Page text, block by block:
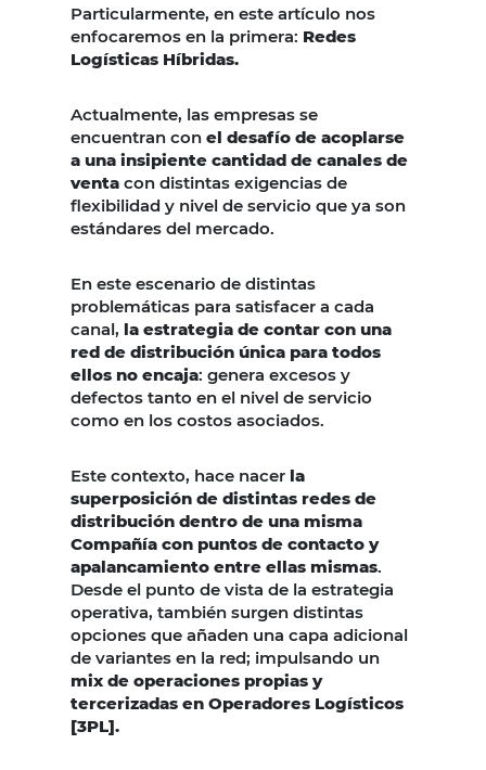
Particularmente, en este artículo nos
enfocaremos en la primera: Redes
Logísticas Híbridas.
Actualmente, las empresas se
encuentran con el desafío de acoplarse
a una insipiente cantidad de canales de
venta con distintas exigencias de
flexibilidad y nivel de servicio que ya son
estándares del mercado.
En este escenario de distintas
problemáticas para satisfacer a cada
canal, la estrategia de contar con una
red de distribución única para todos
ellos no encaja: genera excesos y
defectos tanto en el nivel de servicio
como en los costos asociados.
Este contexto, hace nacer la
superposición de distintas redes de
distribución dentro de una misma
Compañía con puntos de contacto y
apalancamiento entre ellas mismas.
Desde el punto de vista de la estrategia
operativa, también surgen distintas
opciones que añaden una capa adicional
de variantes en la red; impulsando un
mix de operaciones propias y
tercerizadas en Operadores Logísticos
[3PL].